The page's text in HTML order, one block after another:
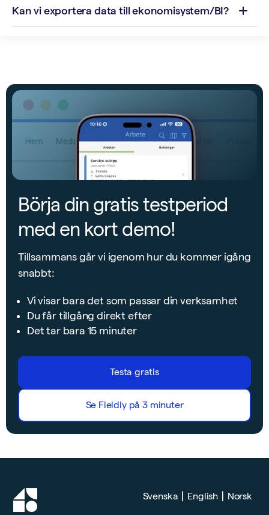
Kan vi exportera data till ekonomisystem/BI?
Börja din gratis testperiod
med en kort demo!
Tillsammans går vi igenom hur du kommer igång
snabbt:
Vi visar bara det som passar din verksamhet
Du får tillgång direkt efter
Det tar bara 15 minuter
Testa gratis
Se Fieldly på 3 minuter
Svenska | English | Norsk